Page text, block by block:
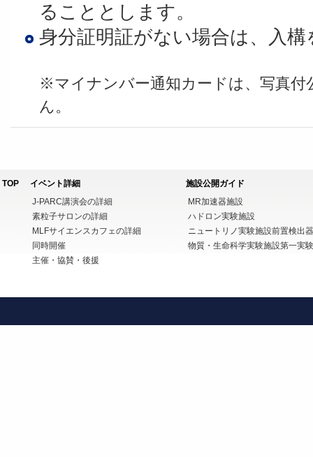
ることとします。
身分証明証がない場合は、入
※マイナンバー通知カードは、写真付
ん。
TOP イベント詳細
施設公開ガイド
J-PARC講演会の詳細
素粒子サロンの詳細
MLFサイエンスカフェの詳細
同時開催
主催・協賛・後援
MR加速器施設
ハドロン実験施設
ニュートリノ実験施設前置検出器
物質・生命科学実験施設第一実